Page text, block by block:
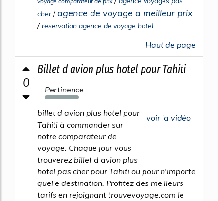
cher/agence de voyage a meilleur prix
/reservation agence de voyage hotel
Haut de page
0
Billet d avion plus hotel pour Tahiti
Pertinence
1108%
voir la vidéo
billet d avion plus hotel pour
Tahiti à commander sur
notre comparateur de
voyage. Chaque jour vous
trouverez billet d avion plus
hotel pas cher pour Tahiti ou pour n'importe
quelle destination. Profitez des meilleurs
tarifs en rejoignant trouvevoyage.com le